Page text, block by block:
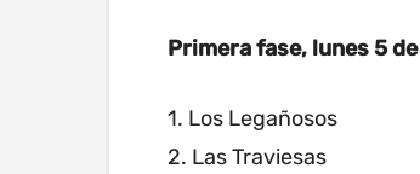
Primera fase, lunes 5
1. Los Legañosos
2. Las Traviesas